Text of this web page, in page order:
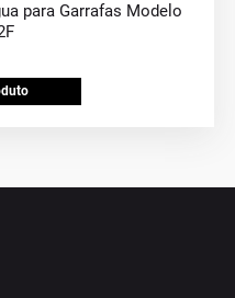
para Garrafas Modelo